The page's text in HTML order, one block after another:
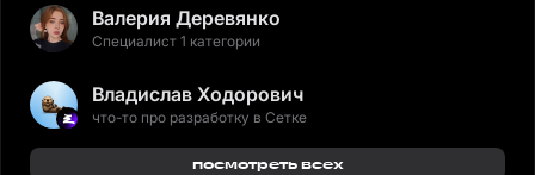
Валерия Деревянко
Специалист 1 категории
Владислав Ходорович
что-то про разработку в Сетке
посмотреть всех